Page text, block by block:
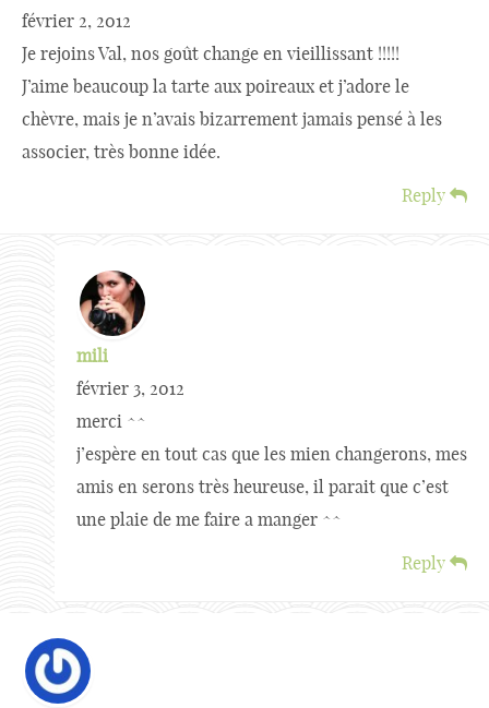
février 2, 2012
Je rejoins Val, nos goût change en vieillissant !!!!!
J’aime beaucoup la tarte aux poireaux et j’adore le
chèvre, mais je n’avais bizarrement jamais pensé à les
associer, très bonne idée.
Reply
mili
février 3, 2012
merci ^^
j’espère en tout cas que les mien changerons, mes
amis en serons très heureuse, il parait que c’est
une plaie de me faire a manger ^^
Reply